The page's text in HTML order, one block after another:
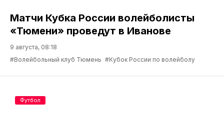
Матчи Кубка России волейболисты
«Тюмени» проведут в Иванове
9 августа, 08:18
#Волейбольный клуб Тюмень #Кубок России по волейболу
Футбол